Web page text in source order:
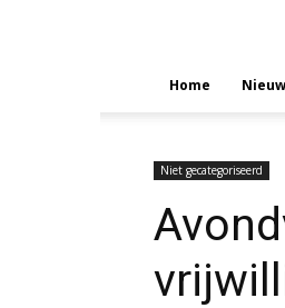
Home
Niet gecategoriseerd